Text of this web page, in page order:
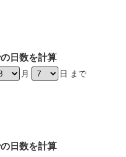
日数を計算
月 日 まで
日数を計算